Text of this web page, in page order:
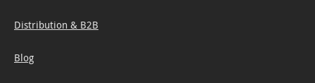
Distribution & B2B
Blog